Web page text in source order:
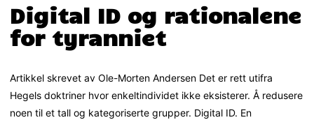
Digital ID og rationalene
for tyranniet
Artikkel skrevet av Ole-Morten Andersen Det er rett utifra
Hegels doktriner hvor enkeltindividet ikke eksisterer. Å redusere
noen til et tall og kategoriserte grupper. Digital ID. En